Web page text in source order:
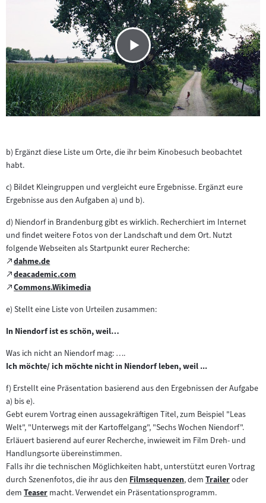
b) Ergänzt diese Liste um Orte, die ihr beim Kinobesuch beobachtet
habt.
c) Bildet Kleingruppen und vergleicht eure Ergebnisse. Ergänzt eure
Ergebnisse aus den Aufgaben a) und b).
d) Niendorf in Brandenburg gibt es wirklich. Recherchiert im Internet
und findet weitere Fotos von der Landschaft und dem Ort. Nutzt
folgende Webseiten als Startpunkt eurer Recherche:
Zum
externen
Inhalt:
dahme.de
(öffnet
im
neuen
Tab)
Zum
externen
deacademic.com
(öffnet
im
neuen
Zum
Inhalt:
Commons.Wikimedia
(öffnet
im
Tab)
e) Stellt eine Liste von Urteilen zusammen:
In Niendorf ist es schön, weil…
Was ich nicht an Niendorf mag: ….
Ich möchte/ ich möchte nicht in Niendorf leben, weil ...
f) Erstellt eine Präsentation basierend aus den Ergebnissen der Aufgabe
a) bis e).
Gebt eurem Vortrag einen aussagekräftigen Titel, zum Beispiel "Leas
Welt", "Unterwegs mit der Kartoffelgang", "Sechs Wochen Niendorf".
Erläuert basierend auf eurer Recherche, inwieweit im Film Dreh- und
Handlungsorte übereinstimmen.
Falls ihr die technischen Möglichkeiten habt, unterstützt euren Vortrag
durch Szenenfotos, die ihr aus den Zum
Inhalt:
Filmsequenzen, dem Zum
Inhalt:
Traileroder
dem Zum
Teaser macht. Verwendet ein Präsentationsprogramm.